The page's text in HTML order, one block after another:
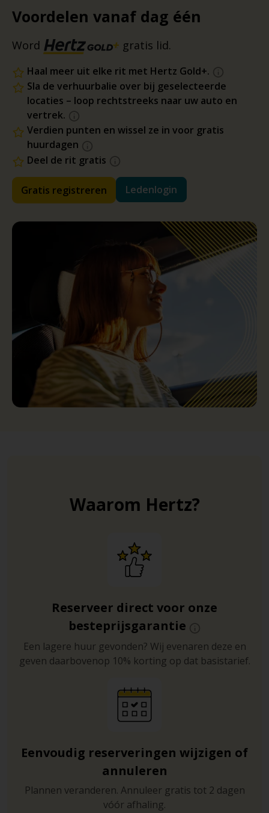
Voordelen vanaf dag één
Word gratis lid.
Haal meer uit elke rit met Hertz Gold+.
Sla de verhuurbalie over bij geselecteerde
locaties – loop rechtstreeks naar uw auto en
vertrek.
Verdien punten en wissel ze in voor gratis
huurdagen
Deel de rit gratis
Gratis registreren Ledenlogin
Waarom Hertz?
Reserveer direct voor onze
besteprijsgarantie
Een lagere huur gevonden? Wij evenaren deze en
geven daarbovenop 10% korting op dat basistarief.
Eenvoudig reserveringen wijzigen of
annuleren
Plannen veranderen. Annuleer gratis tot 2 dagen
vóór afhaling.